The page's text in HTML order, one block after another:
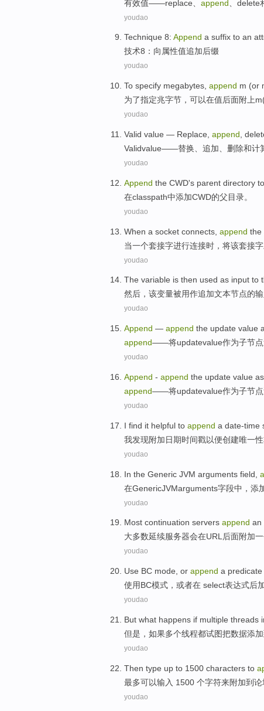
有效值——replace append delete
youdao
Technique 8: Append a suffix to an
技术8 ： 向 属性值追加后缀
youdao
To specify megabytes append m (or
为了指定兆字节 ， 可以在值后面附上m
youdao
Valid value — Replace append
Validvalue——替换 追加 删除和计
youdao
Append the CWD's parent directory
在classpath中添加CWD的父目录。
youdao
When a socket connects append the
当一个套接字进行连接时，将该套接字
youdao
The variable is then used as input to
然后 ， 该变量被用作追加文本节点的
youdao
Append — append the update value
append——将updatevalue作为子节点
youdao
Append - append the update value
append——将updatevalue作为子节点
youdao
I find it helpful to append a date-time
我发现附加日期时间戳以便创建唯一性
youdao
In the Generic JVM arguments field
在GenericJVMarguments字段中 ， 添
youdao
Most continuation servers append an
大多数延续服务器会在URL后面附加一
youdao
Use BC mode or append a predicate
使用BC模式 ， 或者在 select表达式后
youdao
But what happens if multiple threads
但是 ， 如果多个线程都试图把数据添加
youdao
Then type up to 1500 characters to
最多可以输入 1500 个字符来附加到论
youdao